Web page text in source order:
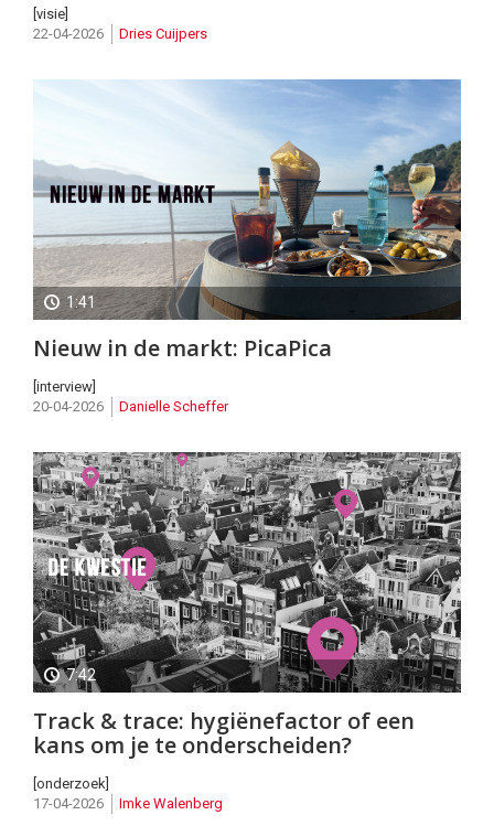
[visie]
22-04-2026
Dries Cuijpers
1:41
Nieuw in de markt: PicaPica
[interview]
20-04-2026
Danielle Scheffer
7:42
Track & trace: hygiënefactor of een
kans om je te onderscheiden?
[onderzoek]
17-04-2026
Imke Walenberg